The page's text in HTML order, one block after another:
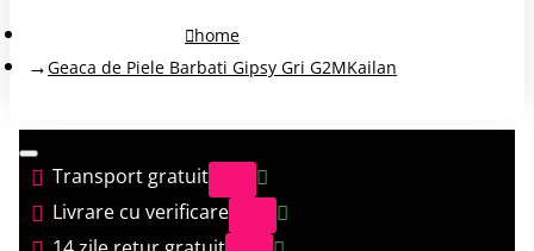
home
Geaca de Piele Barbati Gipsy Gri G2MKailan
Transport gratuit
Livrare cu verificare